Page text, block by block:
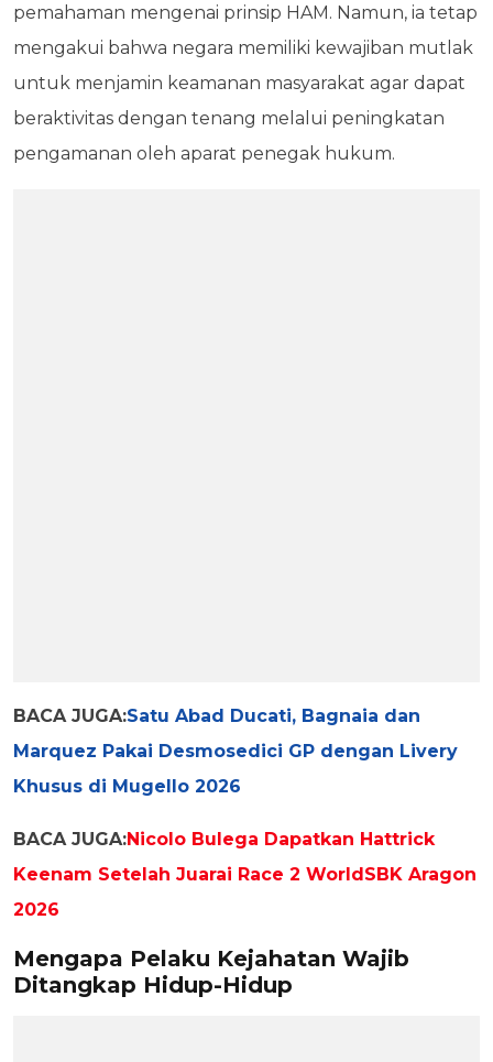
pemahaman mengenai prinsip HAM. Namun, ia tetap
mengakui bahwa negara memiliki kewajiban mutlak
untuk menjamin keamanan masyarakat agar dapat
beraktivitas dengan tenang melalui peningkatan
pengamanan oleh aparat penegak hukum.
BACA JUGA:Satu Abad Ducati, Bagnaia dan
Marquez Pakai Desmosedici GP dengan Livery
Khusus di Mugello 2026
BACA JUGA:Nicolo Bulega Dapatkan Hattrick
Keenam Setelah Juarai Race 2 WorldSBK Aragon
2026
Mengapa Pelaku Kejahatan Wajib
Ditangkap Hidup-Hidup